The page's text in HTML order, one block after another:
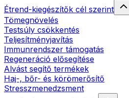
Étrend-kiegészítők cél szerint
Tömegnövelés
Testsúly csökkentés
Teljesítményjavítás
Immunrendszer támogatás
Regeneráció elősegítése
Alvást segítő termékek
Haj-, bőr- és körömerősítő
Stresszmenedzsment